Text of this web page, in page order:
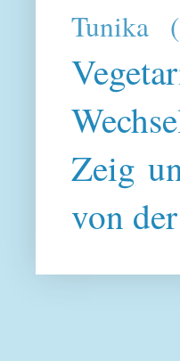
Tunika
Zeig
von